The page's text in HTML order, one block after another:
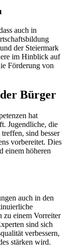
auch in
der Steiermark
im Hinblick auf
Förderung von
Bürger
hat
Jugendliche, die
sind besser
vorbereitet. Dies
einem höheren
auch in den
zu einem Vorreiter
sind sich
verbessern,
stärken wird.